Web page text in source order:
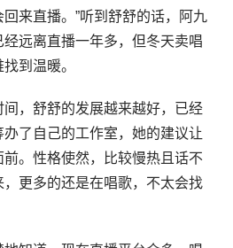
来直播。”听到舒舒的话，阿九
远离直播一年多，但冬天卖唱
到温暖。
，舒舒的发展越来越好，已经
了自己的工作室，她的建议让
。性格使然，比较慢热且话不
更多的还是在唱歌，不太会找